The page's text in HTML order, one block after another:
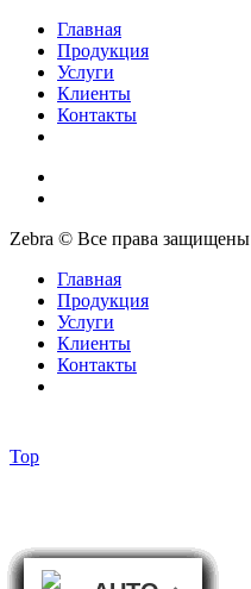
Главная
Продукция
Услуги
Клиенты
Контакты
Zebra © Все права защищены
Главная
Продукция
Услуги
Клиенты
Контакты
Top